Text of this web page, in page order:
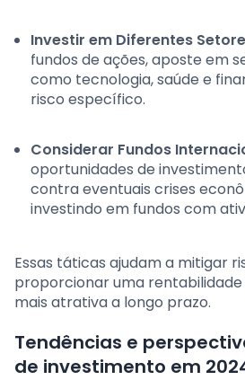
Investir em Diferentes
fundos de ações, aposte em
como tecnologia, saúde e
risco específico.
Considerar Fundos
oportunidades de
contra eventuais crises
investindo em fundos com
Essas táticas ajudam a mitigar
proporcionar uma rentabilidade
mais atrativa a longo prazo.
Tendências e
de investimento em